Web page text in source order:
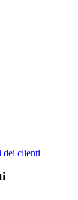
dei clienti